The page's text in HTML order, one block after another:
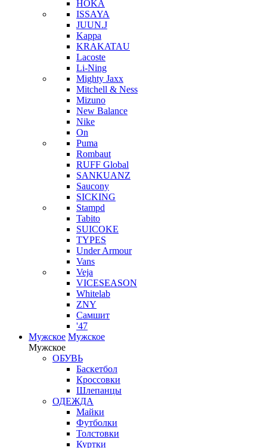
HOKA
ISSAYA
JUUN.J
Kappa
KRAKATAU
Lacoste
Li-Ning
Mighty Jaxx
Mitchell & Ness
Mizuno
New Balance
Nike
On
Puma
Rombaut
RUFF Global
SANKUANZ
Saucony
SICKING
Stampd
Tabito
SUICOKE
TYPES
Under Armour
Vans
Veja
VICESEASON
Whitelab
ZNY
Самшит
'47
Мужское Мужское
Мужское
ОБУВЬ
Баскетбол
Кроссовки
Шлепанцы
ОДЕЖДА
Майки
Футболки
Толстовки
Куртки